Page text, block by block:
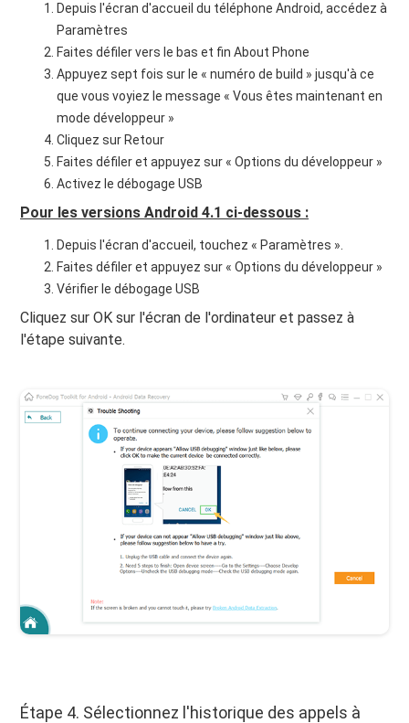
Depuis l'écran d'accueil du téléphone Android, accédez à
Paramètres
Faites défiler vers le bas et fin About Phone
Appuyez sept fois sur le « numéro de build » jusqu'à ce
que vous voyiez le message « Vous êtes maintenant en
mode développeur »
Cliquez sur Retour
Faites défiler et appuyez sur « Options du développeur »
Activez le débogage USB
Pour les versions Android 4.1 ci-dessous :
Depuis l'écran d'accueil, touchez « Paramètres ».
Faites défiler et appuyez sur « Options du développeur »
Vérifier le débogage USB
Cliquez sur OK sur l'écran de l'ordinateur et passez à
l'étape suivante.
Étape 4. Sélectionnez l'historique des appels à